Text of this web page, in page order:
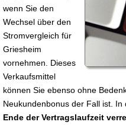
wenn Sie den
Wechsel über den
Stromvergleich für
Griesheim
vornehmen. Dieses
Verkaufsmittel
können Sie ebenso ohne
Neukundenbonus der Fall ist. In
Ende der Vertragslaufzeit